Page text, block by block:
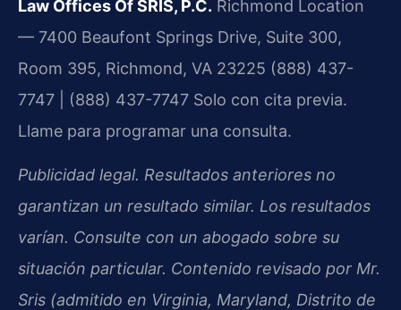
Law Offices Of SRIS, P.C. Richmond Location
— 7400 Beaufont Springs Drive, Suite 300,
Room 395, Richmond, VA 23225 (888) 437-
7747 | (888) 437-7747 Solo con cita previa.
Llame para programar una consulta.
Publicidad legal. Resultados anteriores no
garantizan un resultado similar. Los resultados
varían. Consulte con un abogado sobre su
situación particular. Contenido revisado por Mr.
Sris (admitido en Virginia, Maryland, Distrito de